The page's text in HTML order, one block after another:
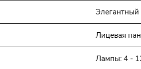
Лицевая
Лампы: 4 -